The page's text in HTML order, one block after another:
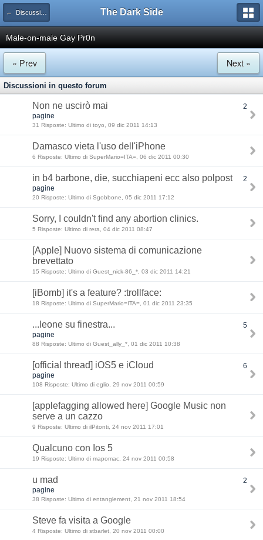
← Discussioni Tecniche The Dark Side
Male-on-male Gay Pr0n
« Prev Next »
Discussioni in questo forum
Non ne uscirò mai
2
pagine
31 Risposte: Ultimo di toyo, 09 dic 2011 14:13
Damasco vieta l'uso dell'iPhone
6 Risposte: Ultimo di SuperMario=ITA=, 06 dic 2011 00:30
in b4 barbone, die, succhiapeni ecc also polpost
2
pagine
20 Risposte: Ultimo di Sgobbone, 05 dic 2011 17:12
Sorry, I couldn't find any abortion clinics.
5 Risposte: Ultimo di rera, 04 dic 2011 08:47
[Apple] Nuovo sistema di comunicazione
brevettato
15 Risposte: Ultimo di Guest_nick-86_*, 03 dic 2011 14:21
[iBomb] it's a feature? :trollface:
18 Risposte: Ultimo di SuperMario=ITA=, 01 dic 2011 23:35
...leone su finestra...
5
pagine
88 Risposte: Ultimo di Guest_ally_*, 01 dic 2011 10:38
[official thread] iOS5 e iCloud
6
pagine
108 Risposte: Ultimo di eglio, 29 nov 2011 00:59
[applefagging allowed here] Google Music non
serve a un cazzo
9 Risposte: Ultimo di ilPitonti, 24 nov 2011 17:01
Qualcuno con Ios 5
19 Risposte: Ultimo di mapomac, 24 nov 2011 00:58
u mad
2
pagine
38 Risposte: Ultimo di entanglement, 21 nov 2011 18:54
Steve fa visita a Google
4 Risposte: Ultimo di stbarlet, 20 nov 2011 00:00